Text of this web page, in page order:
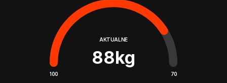
AKTUALNE
88kg
100 70